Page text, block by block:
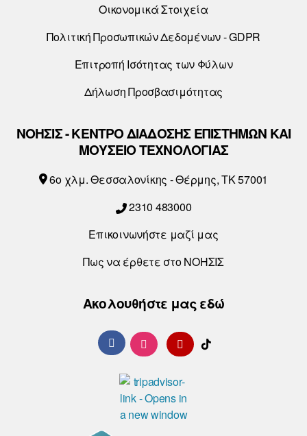
Οικονομικά Στοιχεία
Πολιτική Προσωπικών Δεδομένων - GDPR
Επιτροπή Ισότητας των Φύλων
Δήλωση Προσβασιμότητας
ΝΟΗΣΙΣ - ΚΕΝΤΡΟ ΔΙΑΔΟΣΗΣ ΕΠΙΣΤΗΜΩΝ ΚΑΙ
ΜΟΥΣΕΙΟ ΤΕΧΝΟΛΟΓΙΑΣ
6o χλμ. Θεσσαλονίκης - Θέρμης, ΤΚ 57001
2310 483000
Επικοινωνήστε μαζί μας
Πως να έρθετε στο ΝΟΗΣΙΣ
Ακολουθήστε μας εδώ